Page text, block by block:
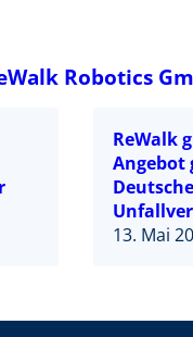
Robotics
ReWalk
Angebot
bekannt
13. Mai